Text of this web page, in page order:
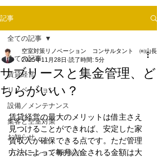
記事
全ての記事
賃貸経営
リノベーション
設備／メンテナンス
集客と空室対策
お知らせ
リノベーション事例紹介
全ての記事
サブリースと集金管理、ど
ちらがいい？
空室対策リノベーション コンサルタント ㈲山長
2025年11月28日 読了時間: 5分
賃貸経営の最大のメリットは借主さえ
見つけることができれば、安定した家
賃収入が確保できる点です。ただ管理
方法によって毎月入金される金額は大